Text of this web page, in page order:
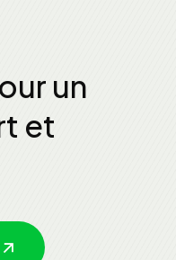
un
et